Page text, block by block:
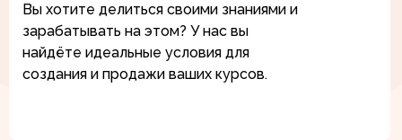
Вы хотите делиться своими знаниями и
зарабатывать на этом? У нас вы
найдёте идеальные условия для
создания и продажи ваших курсов.